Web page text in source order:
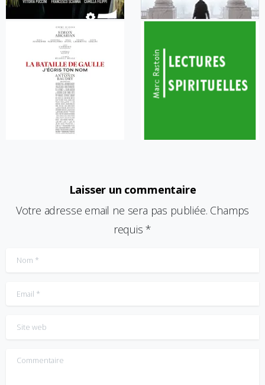
Laisser un commentaire
Votre adresse email ne sera pas publiée. Champs
requis *
Nom*
Email*
Site web
Commentaire